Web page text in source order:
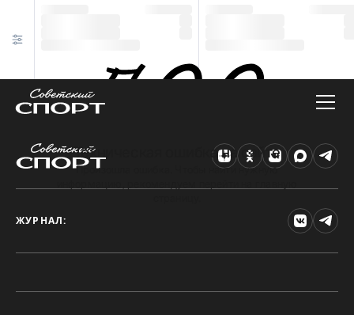
Техническая ошибка на сайте
Произошла ошибка. Чтобы найти нужную
ЖУРНАЛ: